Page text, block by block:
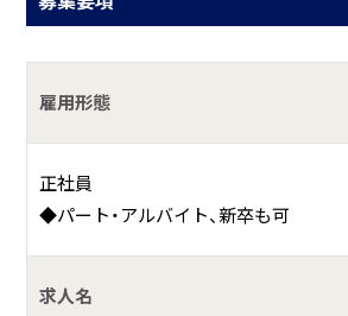
大正8年創業。館山駅前に本店を持つ通称
市の超人気パン店です！
パンだけではなく、サンドイッチ・ケー
びカフェの経営等もおこなっており、ラ
土産にするなど、熱烈なファンが多い老
雇用形態
正社員
◆パート・アルバイト、新卒も可
求人名